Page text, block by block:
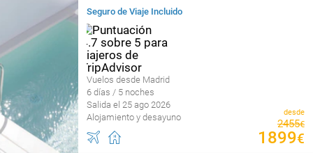
Seguro de Viaje Incluido
Vuelos desde Madrid
6 días / 5 noches
Salida el 25 ago 2026
Alojamiento y desayuno
desde
2455€
1899€